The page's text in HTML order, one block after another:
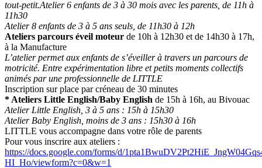
tout-petit.Atelier 6 enfants de 3 à 30 mois avec les parents, de 11h à
11h30
Atelier 8 enfants de 3 à 5 ans seuls, de 11h30 à 12h
Ateliers parcours éveil moteur de 10h à 12h30 et de 14h30 à 17h,
à la Manufacture
L’atelier permet aux enfants de s’éveiller à travers un parcours de
motricité. Entre expérimentation libre et petits moments collectifs
animés par une professionnelle de LITTLE
Inscription sur place par créneau de 30 minutes
* Ateliers Little English/Baby English de 15h à 16h, au Bivouac
Atelier Little English, 3 à 5 ans : 15h à 15h30
Atelier Baby English, moins de 3 ans : 15h30 à 16h
LITTLE vous accompagne dans votre rôle de parents
Pour vous inscrire aux ateliers :
https://docs.google.com/forms/d/
HI_Ho/viewform?c=0&w=1